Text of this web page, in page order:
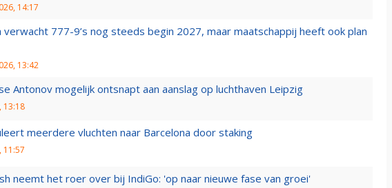
14:17
verwacht 777-9’s nog steeds begin 2027, maar maatschappij heeft ook plan
13:42
Antonov mogelijk ontsnapt aan aanslag op luchthaven Leipzig
13:18
meerdere vluchten naar Barcelona door staking
11:57
neemt het roer over bij IndiGo: 'op naar nieuwe fase van groei'